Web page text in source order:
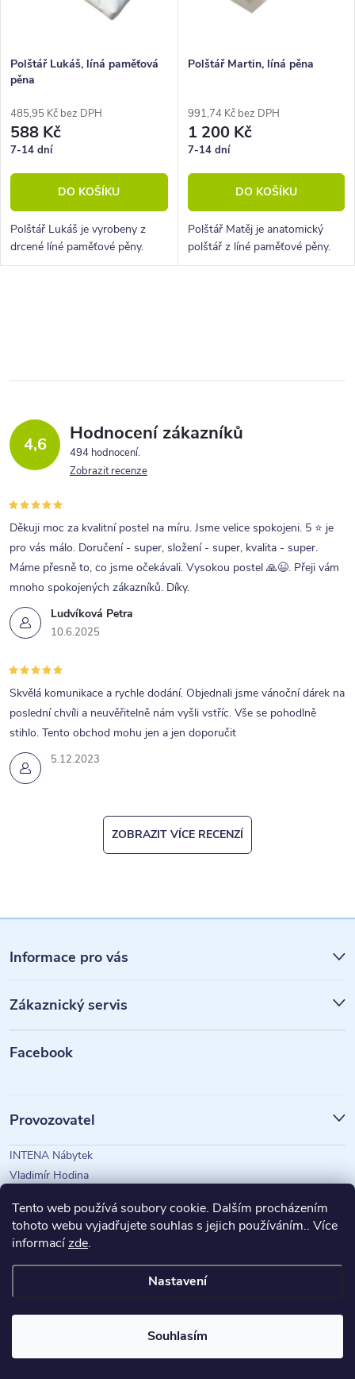
Tento web používá soubory cookie. Dalším procházením
tohoto webu vyjadřujete souhlas s jejich používáním.. Více
informacízde.
Nastavení
Souhlasím
o
d
u
k
t
ů
r
o
d
u
k
t
ů
Polštář Lukáš, líná paměťová
pěna
485,95 Kč bez DPH
588 Kč
7-14 dní
DO KOŠÍKU
Polštář Lukáš je vyrobeny z
drcené líné paměťové pěny.
Polštář Martin, líná pěna
991,74 Kč bez DPH
1 200 Kč
7-14 dní
DO KOŠÍKU
Polštář Matěj je anatomický
polštář z líné paměťové pěny.
á
a
c
p
r
v
k
y
v
p
i
s
u
4,6 Hodnocení zákazníků
494 hodnocení
Zobrazit recenze
Ludvíková Petra
10.6.2025
Děkuji moc za kvalitní postel na míru. Jsme velice spokojeni. 5 ⭐ je
pro vás málo. Doručení - super, složení - super, kvalita - super.
Máme přesně to, co jsme očekávali. Vysokou postel 🙏😉. Přeji vám
mnoho spokojených zákazníků. Díky.
5.12.2023
Skvělá komunikace a rychle dodání. Objednali jsme vánoční dárek na
poslední chvíli a neuvěřitelně nám vyšli vstříc. Vše se pohodlně
stihlo. Tento obchod mohu jen a jen doporučit
ZOBRAZIT VÍCE RECENZÍ
á
p
a
Informace pro vás
Zákaznický servis
Facebook
Provozovatel
INTENA Nábytek
Vladimír Hodina
Copyright 2026INTENA Nábytek. Všechna práva vyhrazena.